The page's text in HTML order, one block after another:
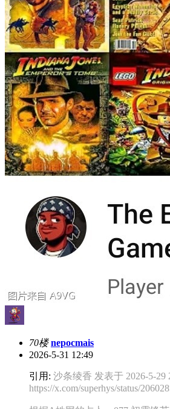
70楼 nepocmais
2026-5-31 12:49
引用: 沙条绫香 发表于 2026-5-29
https://x.com/superhys/status/